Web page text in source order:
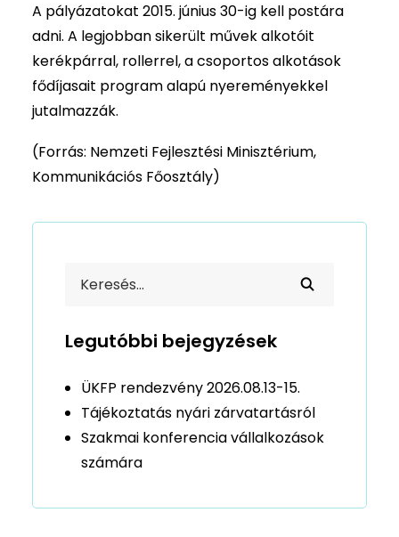
A pályázatokat 2015. június 30-ig kell postára
adni. A legjobban sikerült művek alkotóit
kerékpárral, rollerrel, a csoportos alkotások
fődíjasait program alapú nyereményekkel
jutalmazzák.
(Forrás: Nemzeti Fejlesztési Minisztérium,
Kommunikációs Főosztály)
Legutóbbi bejegyzések
ÜKFP rendezvény 2026.08.13-15.
Tájékoztatás nyári zárvatartásról
Szakmai konferencia vállalkozások
számára